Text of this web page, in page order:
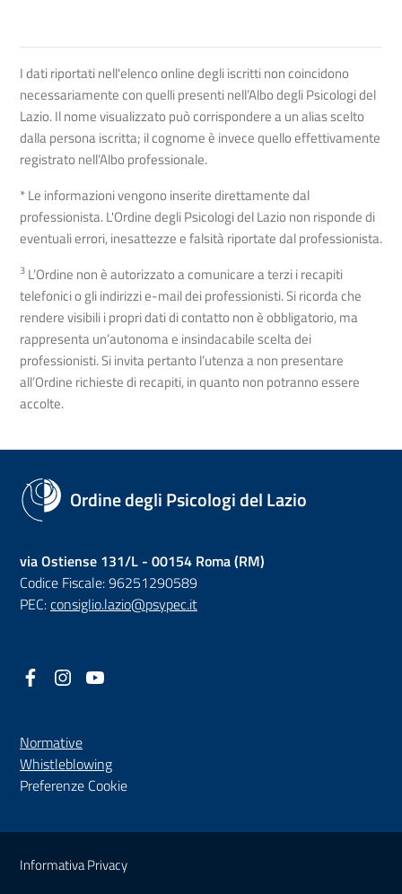
I dati riportati nell'elenco online degli iscritti non coincidono
necessariamente con quelli presenti nell’Albo degli Psicologi del
Lazio. Il nome visualizzato può corrispondere a un alias scelto
dalla persona iscritta; il cognome è invece quello effettivamente
registrato nell’Albo professionale.
* Le informazioni vengono inserite direttamente dal
professionista. L'Ordine degli Psicologi del Lazio non risponde di
eventuali errori, inesattezze e falsità riportate dal professionista.
3 L’Ordine non è autorizzato a comunicare a terzi i recapiti
telefonici o gli indirizzi e-mail dei professionisti. Si ricorda che
rendere visibili i propri dati di contatto non è obbligatorio, ma
rappresenta un’autonoma e insindacabile scelta dei
professionisti. Si invita pertanto l’utenza a non presentare
all’Ordine richieste di recapiti, in quanto non potranno essere
accolte.
Ordine degli Psicologi del Lazio
via Ostiense 131/L - 00154 Roma (RM)
Codice Fiscale: 96251290589
PEC:consiglio.lazio@psypec.it
Facebook
(nuova scheda - new tab)
Instagram
(nuova scheda - new tab)
Normative
Whistleblowing(nuova scheda - new tab)
Preferenze Cookie
Sezione Link Utili
Informativa Privacy